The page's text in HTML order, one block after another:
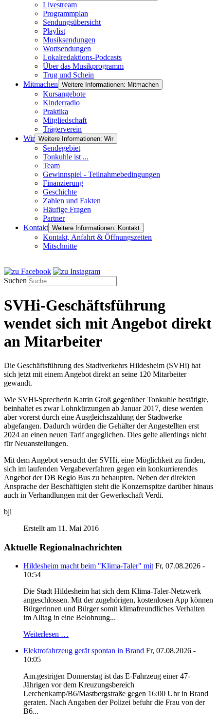
Livestream
Programmplan
Sendungsübersicht
Playlist
Musiksendungen
Wortsendungen
Lokalredaktions-Podcasts
Über das Musikprogramm
Trug und Schein
Mitmachen Weitere Informationen: Mitmachen
Kursangebote
Kinderradio
Praktika
Mitgliedschaft
Trägerverein
Wir Weitere Informationen: Wir
Sendegebiet
Tonkuhle ist ...
Team
Gewinnspiel - Teilnahmebedingungen
Finanzierung
Geschichte
Zahlen und Fakten
Häufige Fragen
Partner
Kontakt Weitere Informationen: Kontakt
Kontakt, Anfahrt & Öffnungszeiten
Mitschnitte
Suchen
SVHi-Geschäftsführung
wendet sich mit Angebot direkt
an Mitarbeiter
Die Geschäftsführung des Stadtverkehrs Hildesheim (SVHi) hat
sich jetzt mit einem Angebot direkt an seine 120 Mitarbeiter
gewandt.
Wie SVHi-Sprecherin Katrin Groß gegenüber Tonkuhle bestätigte,
beinhaltet es zwar Lohnkürzungen ab Januar 2017, diese werden
aber vorerst durch eine Ausgleichszahlung der Stadtwerke
abgefangen. Dadurch würden die Gehälter der Angestellten erst
2024 an einen neuen Tarif angeglichen. Dies gelte allerdings nicht
für Neuanstellungen.
Mit dem Angebot versucht der SVHi, eine Möglichkeit zu finden,
sich im laufenden Vergabeverfahren gegen ein konkurrierendes
Angebot der DB Regio Bus zu behaupten. Neben der direkten
Ansprache der Beschäftigten steht die Konzernspitze darüber hinaus
auch in Verhandlungen mit der Gewerkschaft Verdi.
bjl
Erstellt am 11. Mai 2016
Aktuelle Regionalnachrichten
Hildesheim macht beim "Klima-Taler" mit Fr, 07.08.2026 -
10:54
Die Stadt Hildesheim hat sich dem Klima-Taler-Netzwerk
angeschlossen. Mit der zugehörigen, kostenlosen App können
Bürgerinnen und Bürger somit klimafreundliches Verhalten
im Alltag in eine Belohnung...
Weiterlesen …
Elektrofahrzeug gerät spontan in Brand Fr, 07.08.2026 -
10:05
Am.gestrigen Donnerstag ist das E-Fahrzeug einer 47-
Jährigen vor dem Kreuzungsbereich
Lerchenkamp/B6/Mastbergstraße gegen 16:00 Uhr in Brand
geraten. Nach Angaben der Polizei befuhr die Frau von der
B6...